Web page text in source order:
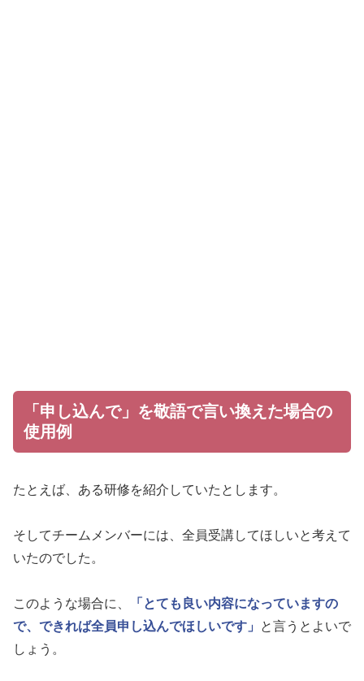
「申し込んで」を敬語で言い換えた場合の
使用例
たとえば、ある研修を紹介していたとします。
そしてチームメンバーには、全員受講してほしいと考えて
いたのでした。
このような場合に、
「とても良い内容になっていますの
で、できれば全員申し込んでほしいです」
と言うとよいで
しょう。